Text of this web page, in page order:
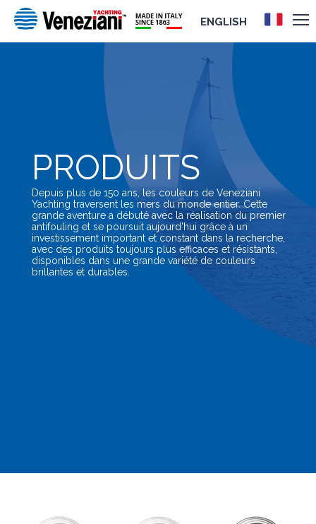
ENGLISH
PRODUITS
Depuis plus de 150 ans, les couleurs de Veneziani
Yachting traversent les mers du monde entier. Cette
grande aventure a débuté avec la réalisation du premier
antifouling et se poursuit aujourd’hui grâce à un
investissement important et constant dans la recherche,
avec des produits toujours plus efficaces et résistants,
disponibles dans une grande variété de couleurs
brillantes et durables.